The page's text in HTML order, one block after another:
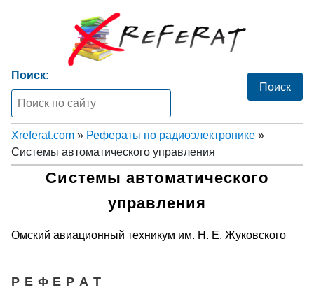
Поиск:
Xreferat.com » Рефераты по радиоэлектронике »
Системы автоматического управления
Системы автоматического
управления
Омский авиационный техникум им. Н. Е. Жуковского
Р Е Ф Е Р А Т